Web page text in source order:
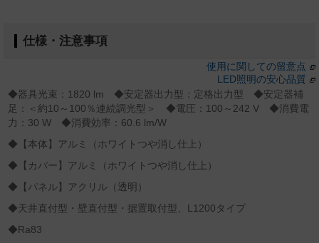
仕様・注意事項
使用に関しての留意点
LED照明の安心品質
◆器具光束：1820 lm ◆安定器出力型：定格出力型 ◆安定器補
足：＜約10～100％連続調光型＞ ◆電圧：100～242 V ◆消費電
力：30 W ◆消費効率：60.6 lm/W
◆【本体】アルミ（ホワイトつや消し仕上）
◆【カバー】アルミ（ホワイトつや消し仕上）
◆【パネル】アクリル（透明）
◆天井直付型・壁直付型・据置取付型、L1200タイプ
◆Ra83